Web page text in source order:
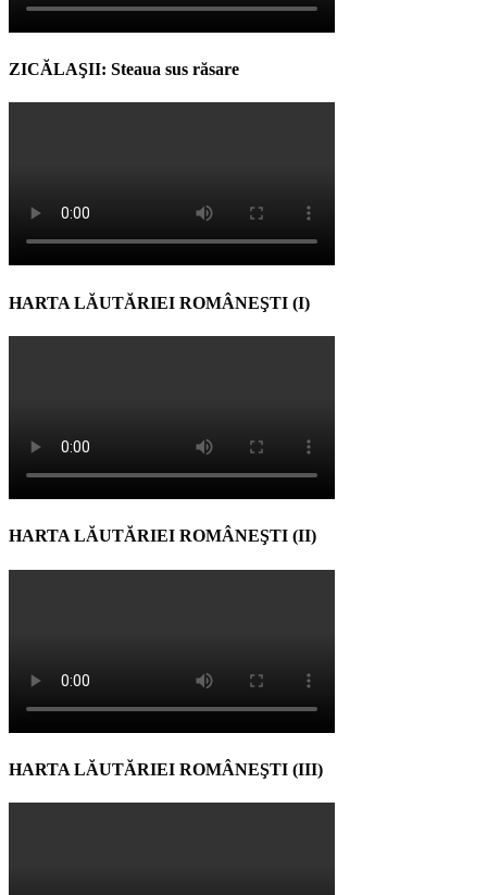
ZICĂLAŞII: Steaua sus răsare
HARTA LĂUTĂRIEI ROMÂNEŞTI (I)
HARTA LĂUTĂRIEI ROMÂNEŞTI (II)
HARTA LĂUTĂRIEI ROMÂNEŞTI (III)